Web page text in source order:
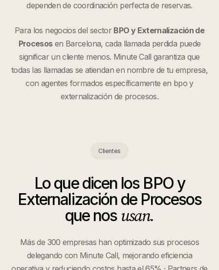
dependen de coordinación perfecta de reservas.
Para los negocios del sector BPO y Externalización de
Procesosen Barcelona, cada llamada perdida puede
significar un cliente menos. Minute Call garantiza que
todas las llamadas se atiendan en nombre de tu empresa,
con agentes formados específicamente en bpo y
externalización de procesos.
Clientes
Lo que dicen los BPO y
Externalización de Procesos
que nos usan.
Más de 300 empresas han optimizado sus procesos
delegando con Minute Call, mejorando eficiencia